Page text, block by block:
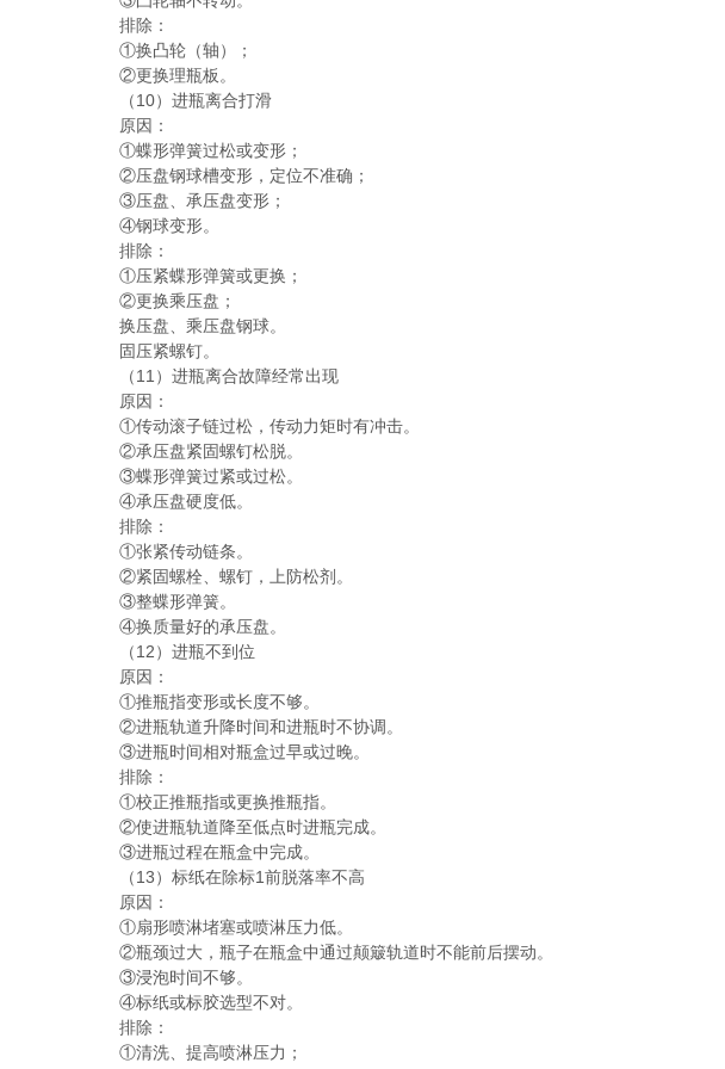
排除：
①换凸轮（轴）；
②更换理瓶板。
（10）进瓶离合打滑
原因：
①蝶形弹簧过松或变形；
②压盘钢球槽变形，定位不准确；
③压盘、承压盘变形；
④钢球变形。
排除：
①压紧蝶形弹簧或更换；
②更换乘压盘；
换压盘、乘压盘钢球。
固压紧螺钉。
（11）进瓶离合故障经常出现
原因：
①传动滚子链过松，传动力矩时有冲击。
②承压盘紧固螺钉松脱。
③蝶形弹簧过紧或过松。
④承压盘硬度低。
排除：
①张紧传动链条。
②紧固螺栓、螺钉，上防松剂。
③整蝶形弹簧。
④换质量好的承压盘。
（12）进瓶不到位
原因：
①推瓶指变形或长度不够。
②进瓶轨道升降时间和进瓶时不协调。
③进瓶时间相对瓶盒过早或过晚。
排除：
①校正推瓶指或更换推瓶指。
②使进瓶轨道降至低点时进瓶完成。
③进瓶过程在瓶盒中完成。
（13）标纸在除标1前脱落率不高
原因：
①扇形喷淋堵塞或喷淋压力低。
②瓶颈过大，瓶子在瓶盒中通过颠簸轨道时不能前后摆动。
③浸泡时间不够。
④标纸或标胶选型不对。
排除：
①清洗、提高喷淋压力；